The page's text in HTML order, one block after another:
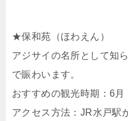
★保和苑（ほわえん）
アジサイの名所として知
で賑わいます。
おすすめの観光時期：6月
アクセス方法：JR水戸駅